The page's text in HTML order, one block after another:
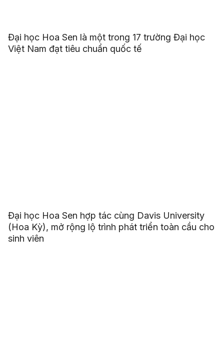
Đại học Hoa Sen là một trong 17 trường Đại học
Việt Nam đạt tiêu chuẩn quốc tế
Đại học Hoa Sen hợp tác cùng Davis University
(Hoa Kỳ), mở rộng lộ trình phát triển toàn cầu cho
sinh viên